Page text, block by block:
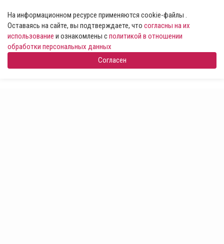
На информационном ресурсе применяются cookie-файлы .
Оставаясь на сайте, вы подтверждаете, что согласны на их
использование и ознакомлены сполитикой в отношении
обработки персональных данных
Согласен